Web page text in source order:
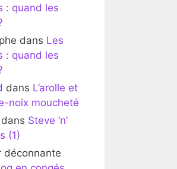
: quand les
dans Les
: quand les
dans L’arolle et
noix moucheté
dans Steve ‘n’
(1)
déconnante